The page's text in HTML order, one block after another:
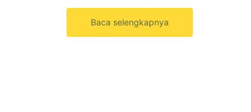
Baca selengkapnya